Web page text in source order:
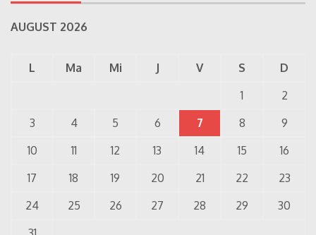
AUGUST 2026
L Ma Mi J V S
D
1
2
3
4 5 6 7 8
9
10
11 12 13 14 15
16
17
18 19 20 21 22
23
24
25 26 27 28 29
30